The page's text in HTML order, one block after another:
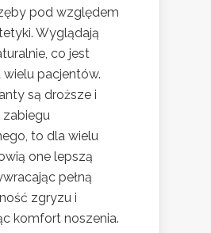
pod względem
Wyglądają
co jest
pacjentów.
są droższe i
to dla wielu
one lepszą
pełną
zgryzu i
komfort noszenia.